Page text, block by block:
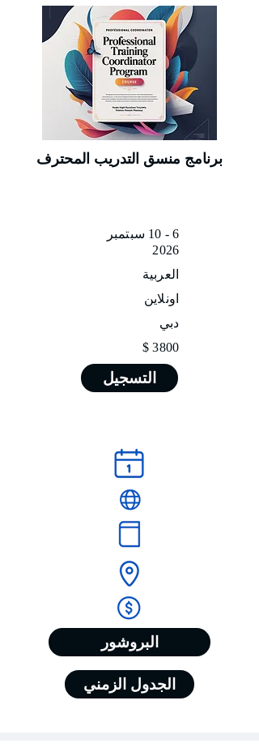
برنامج منسق التدريب المحترف
6 - 10 سبتمبر
2026
العربية
اونلاين
دبي
3800 $
التسجيل
البروشور
الجدول الزمني